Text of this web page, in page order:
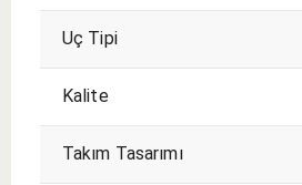
Uç Tipi
Kalite
Takım Tasarımı